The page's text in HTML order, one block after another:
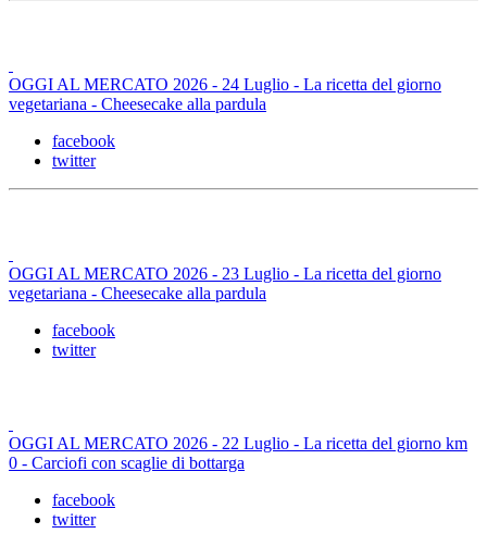
OGGI AL MERCATO 2026 - 24 Luglio - La ricetta del giorno
vegetariana - Cheesecake alla pardula
facebook
twitter
OGGI AL MERCATO 2026 - 23 Luglio - La ricetta del giorno
vegetariana - Cheesecake alla pardula
facebook
twitter
OGGI AL MERCATO 2026 - 22 Luglio - La ricetta del giorno km
0 - Carciofi con scaglie di bottarga
facebook
twitter